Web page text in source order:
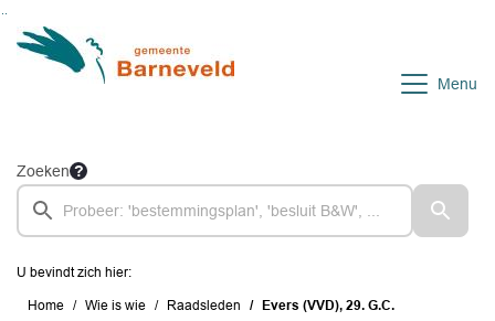
Ga naar de inhoud van deze pagina
Ga naar het zoeken
Ga naar het menu
Menu
Zoeken
U bevindt zich hier:
Home Wie is wie Raadsleden Evers (VVD), 29. G.C.